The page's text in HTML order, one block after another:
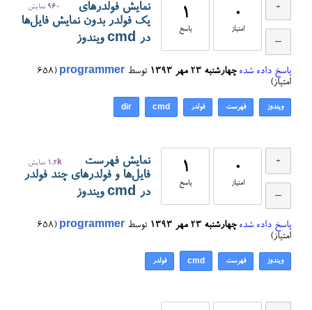
0
امتیاز
1
پاسخ
960 نمایش
نمایش فولدرهای
یک فولدر بدون نمایش فایل‌ها
در cmd ویندوز
پاسخ داده شده چهارشنبه ۲۳ مهر ۱۳۹۳ توسط programmer
(
658
امتیاز)
ویندوز فهرست فولدر cmd
dir
0
امتیاز
1
پاسخ
1.2k نمایش
نمایش فهرست
فایل‌ها و فولدرهای چند فولدر
در cmd ویندوز
پاسخ داده شده چهارشنبه ۲۳ مهر ۱۳۹۳ توسط programmer
(
658
امتیاز)
ویندوز فهرست cmd فولدر